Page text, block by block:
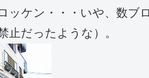
ッケン・・・いや、数ブ
止だったような）。